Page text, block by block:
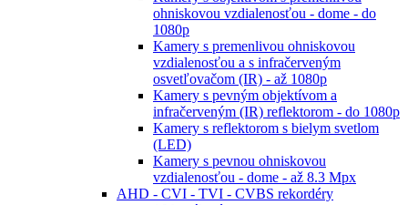
ohniskovou vzdialenosťou - dome - do
1080p
Kamery s premenlivou ohniskovou
vzdialenosťou a s infračerveným
osvetľovačom (IR) - až 1080p
Kamery s pevným objektívom a
infračerveným (IR) reflektorom - do 1080p
Kamery s reflektorom s bielym svetlom
(LED)
Kamery s pevnou ohniskovou
vzdialenosťou - dome - až 8.3 Mpx
AHD - CVI - TVI - CVBS rekordéry